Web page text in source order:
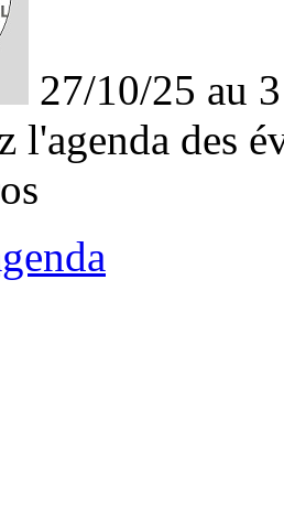
27/10/25 au
l'agenda des